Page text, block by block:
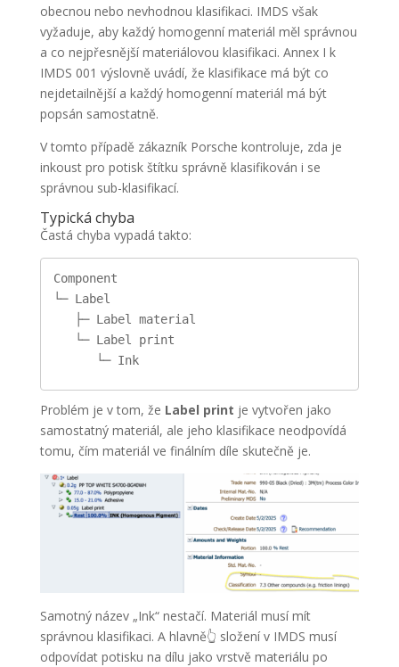
obecnou nebo nevhodnou klasifikaci. IMDS však
vyžaduje, aby každý homogenní materiál měl správnou
a co nejpřesnější materiálovou klasifikaci. Annex I k
IMDS 001 výslovně uvádí, že klasifikace má být co
nejdetailnější a každý homogenní materiál má být
popsán samostatně.
V tomto případě zákazník Porsche kontroluje, zda je
inkoust pro potisk štítku správně klasifikován i se
správnou sub-klasifikací.
Typická chyba
Častá chyba vypadá takto:
Component
└─ Label
      └─ Ink
Problém je v tom, že Label print je vytvořen jako
samostatný materiál, ale jeho klasifikace neodpovídá
tomu, čím materiál ve finálním díle skutečně je.
Samotný název „Ink“ nestačí. Materiál musí mít
správnou klasifikaci. A hlavně👆 složení v IMDS musí
odpovídat potisku na dílu jako vrstvě materiálu po